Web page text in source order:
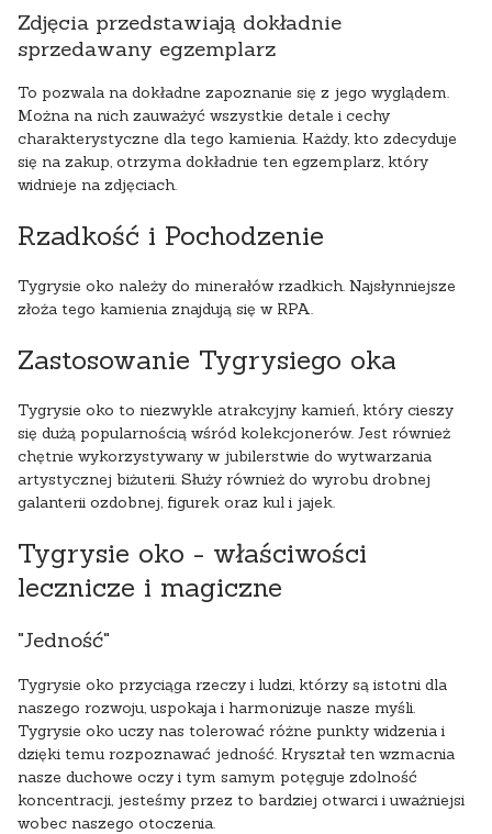
Zdjęcia przedstawiają dokładnie
sprzedawany egzemplarz
To pozwala na dokładne zapoznanie się z jego wyglądem.
Można na nich zauważyć wszystkie detale i cechy
charakterystyczne dla tego kamienia. Każdy, kto zdecyduje
się na zakup, otrzyma dokładnie ten egzemplarz, który
widnieje na zdjęciach.
Rzadkość i Pochodzenie
Tygrysie oko należy do minerałów rzadkich. Najsłynniejsze
złoża tego kamienia znajdują się w RPA.
Zastosowanie Tygrysiego oka
Tygrysie oko to niezwykle atrakcyjny kamień, który cieszy
się dużą popularnością wśród kolekcjonerów. Jest również
chętnie wykorzystywany w jubilerstwie do wytwarzania
artystycznej biżuterii. Służy również do wyrobu drobnej
galanterii ozdobnej, figurek oraz kul i jajek.
Tygrysie oko - właściwości
lecznicze i magiczne
"Jedność"
Tygrysie oko przyciąga rzeczy i ludzi, którzy są istotni dla
naszego rozwoju, uspokaja i harmonizuje nasze myśli.
Tygrysie oko uczy nas tolerować różne punkty widzenia i
dzięki temu rozpoznawać jedność. Kryształ ten wzmacnia
nasze duchowe oczy i tym samym potęguje zdolność
koncentracji, jesteśmy przez to bardziej otwarci i uważniejsi
wobec naszego otoczenia.